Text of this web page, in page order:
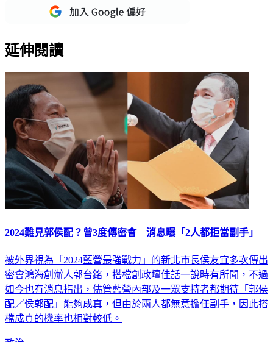
延伸閱讀
2024難見郭侯配？曾3度傳密會 消息曝「2人都拒當副手」
被外界視為「2024藍營最強戰力」的新北市長侯友宜多次傳出
密會鴻海創辦人郭台銘，搭檔創政壇佳話一說時有所聞，不過
如今也有消息指出，儘管藍營內部及一眾支持者都期待「郭侯
配／侯郭配」能夠成真，但由於兩人都無意擔任副手，因此搭
檔成真的機率也相對較低。